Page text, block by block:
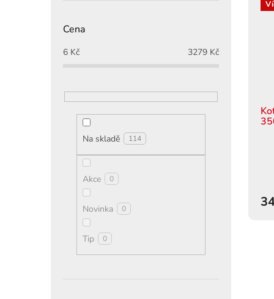
Cena
6 Kč 3279 Kč
Na skladě 114
Akce 0
Novinka 0
Tip 0